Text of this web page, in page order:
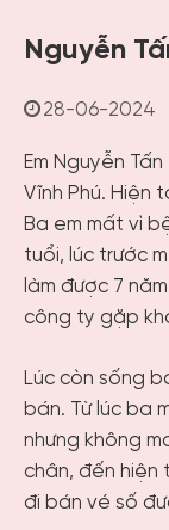
Nguyễn
28-06-2024
Em Nguyễn
Vĩnh Phú. Hiện
Ba em mất vì
tuổi, lúc trước
làm được 7
công ty gặp
Lúc còn sống
bán. Từ lúc ba
nhưng không
chân, đến hiện
đi bán vé số